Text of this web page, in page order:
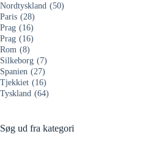
Nordtyskland (50)
Paris (28)
Prag (16)
Prag (16)
Rom (8)
Silkeborg (7)
Spanien (27)
Tjekkiet (16)
Tyskland (64)
Søg ud fra kategori